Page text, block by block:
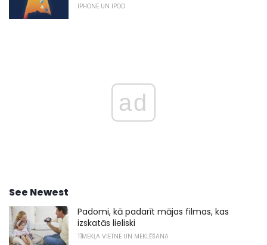
IPHONE UN IPOD
ad
See Newest
Padomi, kā padarīt mājas filmas, kas
izskatās lieliski
TĪMEKĻA VIETNE UN MEKLĒŠANA